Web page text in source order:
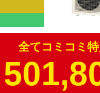
全てコミコミ